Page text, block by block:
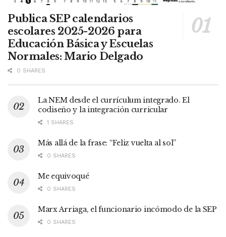
Publica SEP calendarios
escolares 2025-2026 para
Educación Básica y Escuelas
Normales: Mario Delgado
0 SHARES
La NEM desde el currículum integrado. El
codiseño y la integración curricular
1 SHARES
Más allá de la frase: “Feliz vuelta al sol”
0 SHARES
Me equivoqué
0 SHARES
Marx Arriaga, el funcionario incómodo de la SEP
0 SHARES